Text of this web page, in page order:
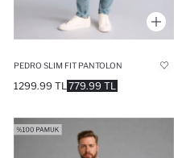
PEDRO SLIM FIT PANTOLON
779.99 TL
1299.99 TL